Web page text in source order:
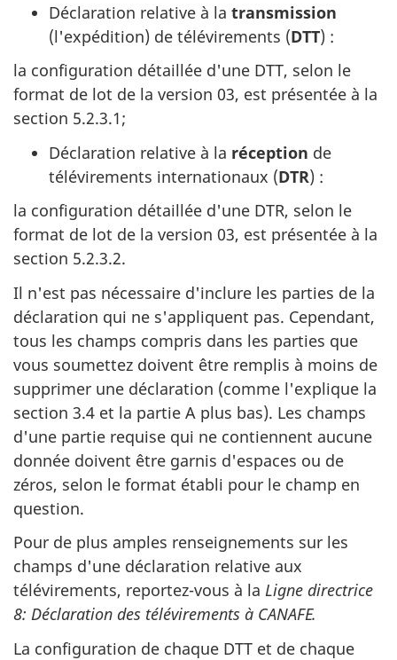
Déclaration relative à la transmission
(l'expédition) de télévirements (DTT) :
la configuration détaillée d'une DTT, selon le
format de lot de la version 03, est présentée à la
section 5.2.3.1;
Déclaration relative à la réception de
télévirements internationaux (DTR) :
la configuration détaillée d'une DTR, selon le
format de lot de la version 03, est présentée à la
section 5.2.3.2.
Il n'est pas nécessaire d'inclure les parties de la
déclaration qui ne s'appliquent pas. Cependant,
tous les champs compris dans les parties que
vous soumettez doivent être remplis à moins de
supprimer une déclaration (comme l'explique la
section 3.4 et la partie A plus bas). Les champs
d'une partie requise qui ne contiennent aucune
donnée doivent être garnis d'espaces ou de
zéros, selon le format établi pour le champ en
question.
Pour de plus amples renseignements sur les
champs d'une déclaration relative aux
télévirements, reportez-vous à la Ligne directrice
8: Déclaration des télévirements à CANAFE.
La configuration de chaque DTT et de chaque